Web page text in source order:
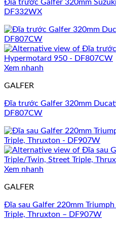
Đĩa trước Galfer 320mm
DF332WX
Xem nhanh
GALFER
Đĩa trước Galfer 320mm
DF807CW
Xem nhanh
GALFER
Đĩa sau Galfer 220mm
Triple, Thruxton – DF907W